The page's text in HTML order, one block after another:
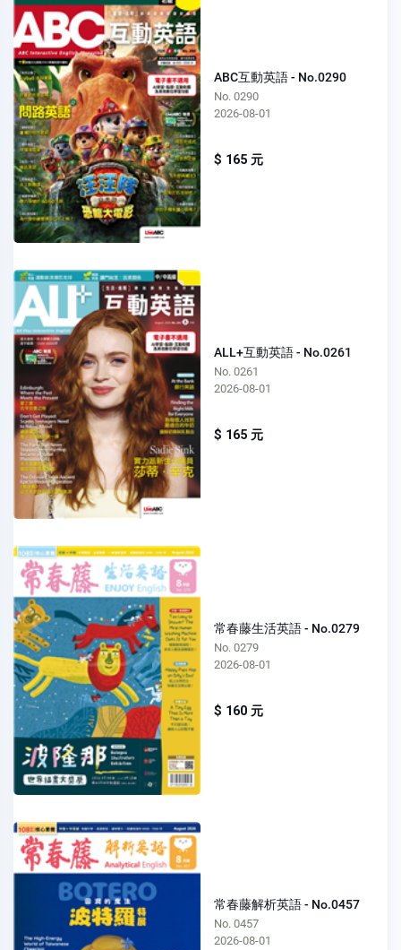
ABC互動英語 - No.0290
No. 0290
2026-08-01
$ 165 元
ALL+互動英語 - No.0261
No. 0261
2026-08-01
$ 165 元
常春藤生活英語 - No.0279
No. 0279
2026-08-01
$ 160 元
常春藤解析英語 - No.0457
No. 0457
2026-08-01